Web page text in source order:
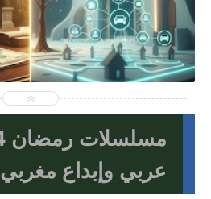
2025-12-26
dallali
عربي وإبداع مغربي